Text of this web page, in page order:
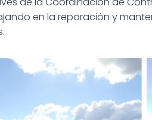
en la reparación y